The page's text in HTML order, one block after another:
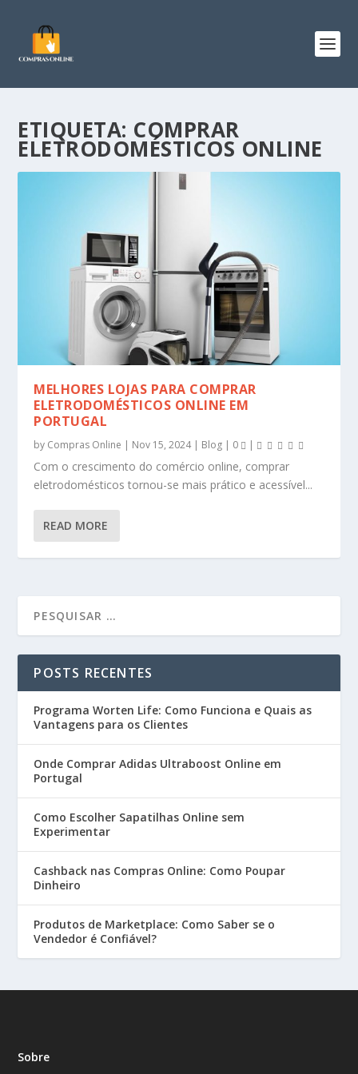
ETIQUETA: COMPRAR
ELETRODOMÉSTICOS ONLINE
MELHORES LOJAS PARA COMPRAR
ELETRODOMÉSTICOS ONLINE EM
PORTUGAL
by Compras Online | Nov 15, 2024| Blog | 0 |
Com o crescimento do comércio online, comprar
eletrodomésticos tornou-se mais prático e acessível...
READ MORE
POSTS RECENTES
Programa Worten Life: Como Funciona e Quais as
Vantagens para os Clientes
Onde Comprar Adidas Ultraboost Online em
Portugal
Como Escolher Sapatilhas Online sem
Experimentar
Cashback nas Compras Online: Como Poupar
Dinheiro
Produtos de Marketplace: Como Saber se o
Vendedor é Confiável?
Sobre